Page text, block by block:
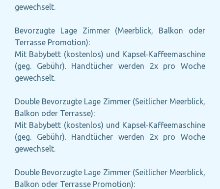
gewechselt.
Bevorzugte Lage Zimmer (Meerblick, Balkon oder
Terrasse Promotion):
Mit Babybett (kostenlos) und Kapsel‑Kaffeemaschine
(geg. Gebühr). Handtücher werden 2x pro Woche
gewechselt.
Double Bevorzugte Lage Zimmer (Seitlicher Meerblick,
Balkon oder Terrasse):
Mit Babybett (kostenlos) und Kapsel‑Kaffeemaschine
(geg. Gebühr). Handtücher werden 2x pro Woche
gewechselt.
Double Bevorzugte Lage Zimmer (Seitlicher Meerblick,
Balkon oder Terrasse Promotion):